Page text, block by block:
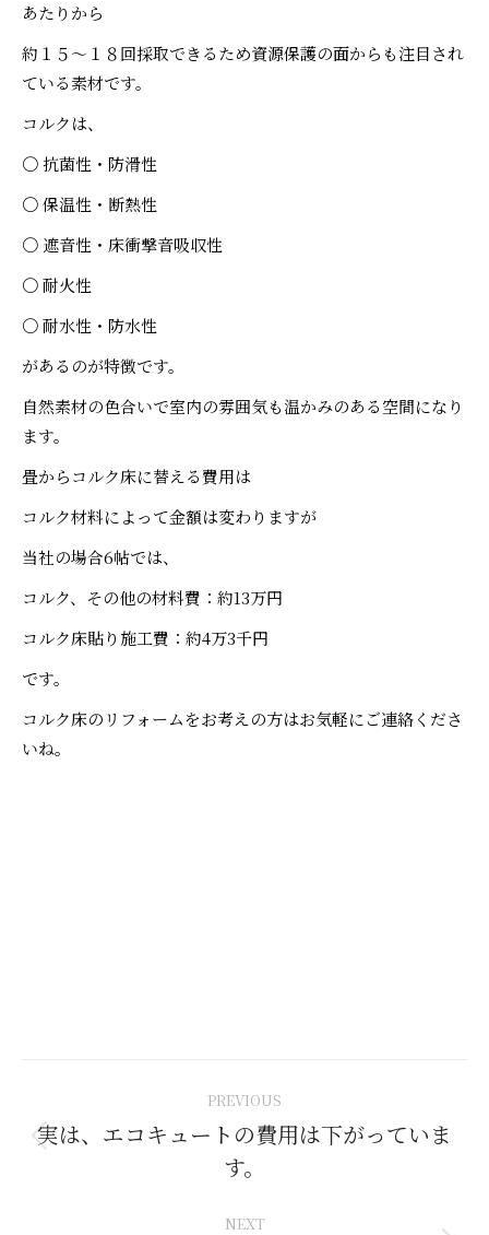
あたりから
約１５～１８回採取できるため資源保護の面からも注目され
ている素材です。
コルクは、
〇 抗菌性・防滑性
〇 保温性・断熱性
〇 遮音性・床衝撃音吸収性
〇 耐火性
〇 耐水性・防水性
があるのが特徴です。
自然素材の色合いで室内の雰囲気も温かみのある空間になり
ます。
畳からコルク床に替える費用は
コルク材料によって金額は変わりますが
当社の場合6帖では、
コルク、その他の材料費：約13万円
コルク床貼り施工費：約4万3千円
です。
コルク床のリフォームをお考えの方はお気軽にご連絡くださ
いね。
navigation
PREVIOUS
Previous
post:
実は、エコキュートの費用は下がっていま
す。
NEXT